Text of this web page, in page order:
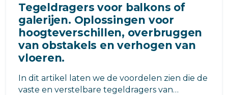
Tegeldragers voor balkons of
galerijen. Oplossingen voor
hoogteverschillen, overbruggen
van obstakels en verhogen van
vloeren.
In dit artikel laten we de voordelen zien die de
vaste en verstelbare tegeldragers van